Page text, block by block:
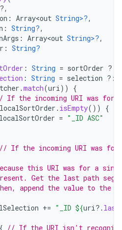
: Array<out String>?,
: String?,
: Array<out String>?,
: String?
: String = sortOrder ?:
: String = selection ?:
.match(uri))
{
If the incoming URI was for
localSortOrder . isEmpty())
{
localSortOrder = "_ID ASC"
// If the incoming URI was for
this URI was for a
Get the last path
append the value to the
+= "_ID ${uri?.
{ // If the URI isn't